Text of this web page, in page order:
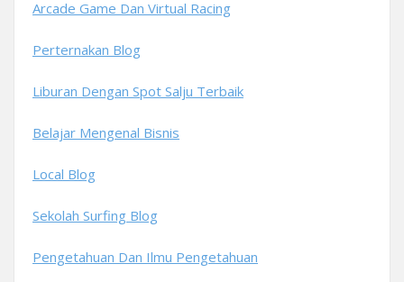
Arcade Game Dan Virtual Racing
Perternakan Blog
Liburan Dengan Spot Salju Terbaik
Belajar Mengenal Bisnis
Local Blog
Sekolah Surfing Blog
Pengetahuan Dan Ilmu Pengetahuan